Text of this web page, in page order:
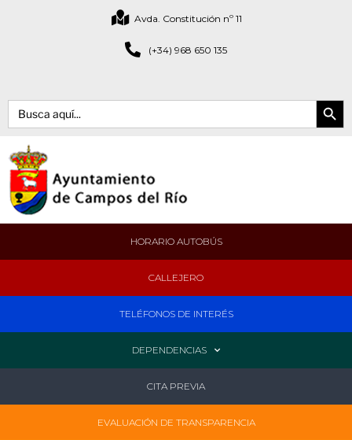
Avda. Constitución nº 11
(+34) 968 650 135
Buscar: Botón de
HORARIO AUTOBÚS
CALLEJERO
TELÉFONOS DE INTERÉS
DEPENDENCIAS
CITA PREVIA
EVALUACIÓN DE TRANSPARENCIA